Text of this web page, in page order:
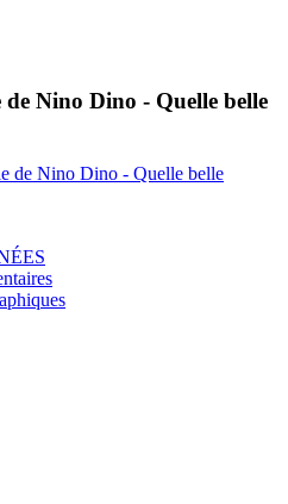
Nino Dino - Quelle belle
de Nino Dino - Quelle belle